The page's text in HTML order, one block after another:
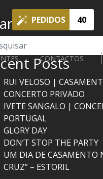
PEDIDOS 40
CONTACTOS
Posts
RUI VELOSO |
CONCERTO PRIVADO
IVETE SANGALO |
PORTUGAL
GLORY DAY
DON’T STOP THE PARTY
UM DIA DE CASAMENTO
CRUZ” – ESTORIL